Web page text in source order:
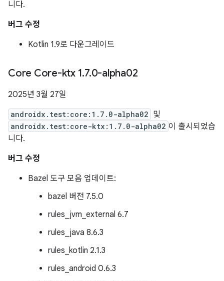
니다.
버그 수정
Kotlin 1.9로 다운그레이드
Core Core-ktx 1.7.0-alpha02
2025년 3월 27일
androidx.test:core:1.7.0-alpha02 및
androidx.test:core-ktx:1.7.0-alpha02 이 출시되었습
니다.
버그 수정
Bazel 도구 모음 업데이트:
bazel 버전 7.5.0
rules_jvm_external 6.7
rules_java 8.6.3
rules_kotlin 2.1.3
rules_android 0.6.3